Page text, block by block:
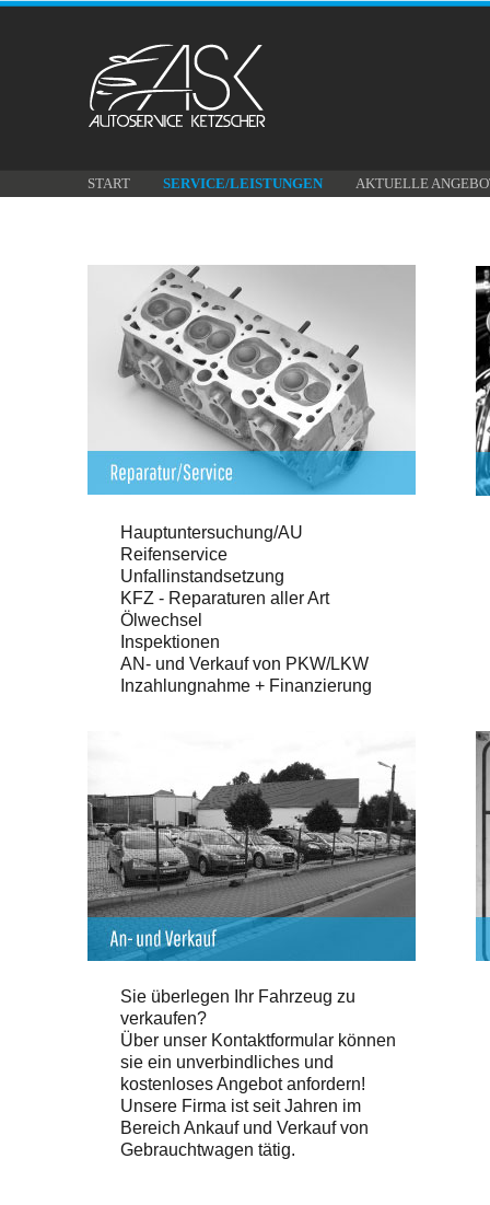
START SERVICE/LEISTUNGEN AKTUELLE
Hauptuntersuchung/AU
Reifenservice
Unfallinstandsetzung
KFZ - Reparaturen aller Art
Ölwechsel
Inspektionen
AN- und Verkauf von PKW/LKW
Inzahlungnahme + Finanzierung
Sie überlegen Ihr Fahrzeug zu
verkaufen?
Über unser Kontaktformular können
sie ein unverbindliches und
kostenloses Angebot anfordern!
Unsere Firma ist seit Jahren im
Bereich Ankauf und Verkauf von
Gebrauchtwagen tätig.